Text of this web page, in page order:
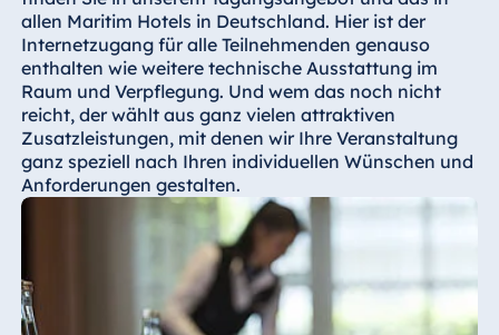
allen Maritim Hotels in Deutschland. Hier ist der
Internetzugang für alle Teilnehmenden genauso
enthalten wie weitere technische Ausstattung im
Raum und Verpflegung. Und wem das noch nicht
reicht, der wählt aus ganz vielen attraktiven
Zusatzleistungen, mit denen wir Ihre Veranstaltung
ganz speziell nach Ihren individuellen Wünschen und
Anforderungen gestalten.